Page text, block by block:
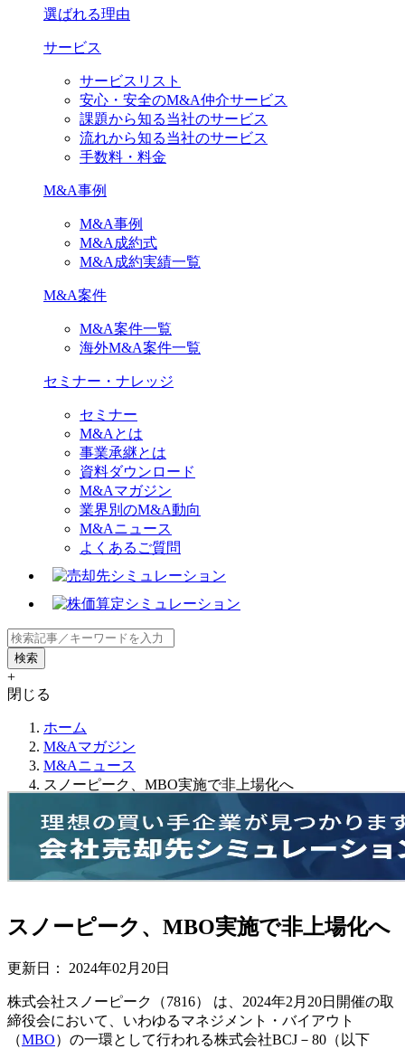
選ばれる理由
サービス
サービスリスト
安心・安全のM&A仲介サービス
課題から知る当社のサービス
流れから知る当社のサービス
手数料・料金
M&A事例
M&A事例
M&A成約式
M&A成約実績一覧
M&A案件
M&A案件一覧
海外M&A案件一覧
セミナー・ナレッジ
セミナー
M&Aとは
事業承継とは
資料ダウンロード
M&Aマガジン
業界別のM&A動向
M&Aニュース
よくあるご質問
+
閉じる
ホーム
M&Aマガジン
M&Aニュース
スノーピーク、MBO実施で非上場化へ
スノーピーク、MBO実施で非上場化へ
更新日： 2024年02月20日
株式会社スノーピーク（7816） は、2024年2月20日開催の取
締役会において、いわゆるマネジメント・バイアウト
（MBO）の一環として行われる株式会社BCJ－80（以下